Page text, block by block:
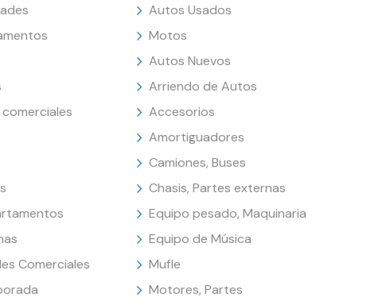
Comerciales
Autos Usados
Motos
Autos Nuevos
Arriendo de Autos
Accesorios
Amortiguadores
Camiones, Buses
Chasis, Partes externas
Equipo pesado, Maquinaria
Equipo de Música
Mufle
Motores, Partes